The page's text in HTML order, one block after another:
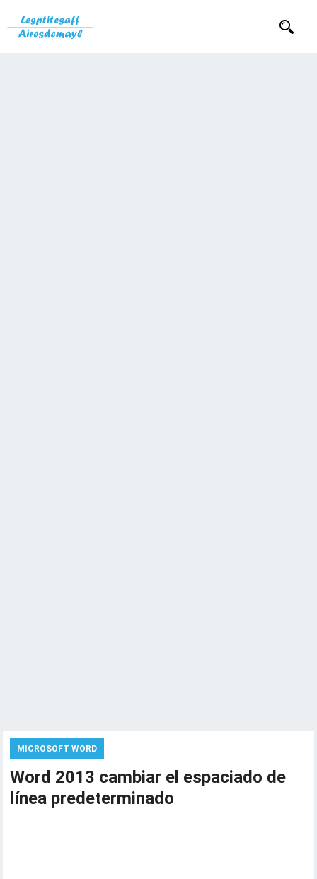
MICROSOFT WORD
Word 2013 cambiar el espaciado de
línea predeterminado